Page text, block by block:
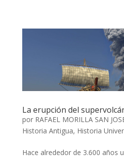
La erupción del
por RAFAEL MORILLA SAN
Historia Antigua, Historia
Hace alrededor de 3.600 años